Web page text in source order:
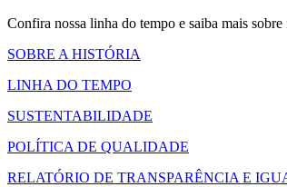
Confira nossa linha do tempo e saiba mais
SOBRE A HISTÓRIA
LINHA DO TEMPO
SUSTENTABILIDADE
POLÍTICA DE QUALIDADE
RELATÓRIO DE TRANSPARÊNCIA E